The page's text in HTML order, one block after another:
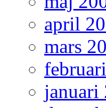
april
mars
januari